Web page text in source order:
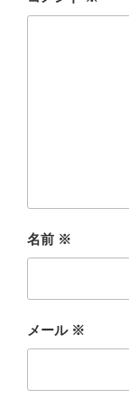
名前 ※
メール ※